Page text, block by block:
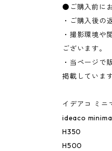
●ご購入前に
・ご購入後の
・撮影環境や
ございます。
・当ページで
掲載しています
イデアコ ミニ
ideaco
H350
H500